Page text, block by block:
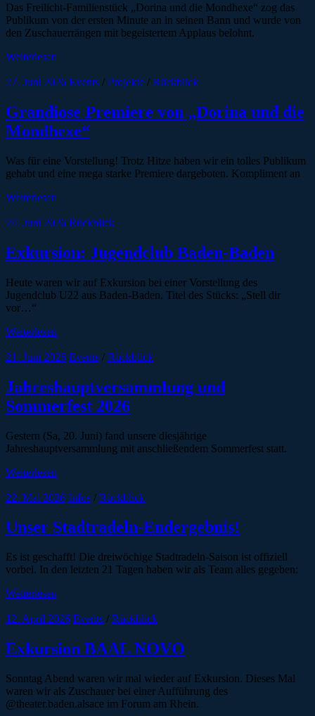
Das Freilicht-Familienstück „Dorina und die Mondhexe“ zog das
Publikum von der ersten Minute an in seinen Bann und wurde von
den Zuschauerrängen mit begeistertem Applaus belohnt.
Weiterlesen
27. Juni 2026 Events / Projekte / Rückblick
Grandiose Premiere von „Dorina und die
Mondhexe“
Was für eine Vorstellung! Trotz Hitze haben wir ein tolles Publikum
gehabt und eine mega starke Premiere dargeboten. Kompliment an
Weiterlesen
24. Juni 2026 Rückblick
Exkursion: Jugendclub Baden-Baden
Heute waren wir auf Exkursion bei einer Vorstellung des
Jugendclub U22 aus Baden-Baden. Titel des Stücks: „Stell dir
vor…“
Weiterlesen
21. Juni 2026 Events / Rückblick
Jahreshauptversammlung und
Sommerfest 2026
Gestern (Sa, 20. Juni) fand unsere diesjährige
Jahreshauptversammlung mit anschließendem Sommerfest statt.
Weiterlesen
22. Mai 2026 Infos / Rückblick
Unser Stadtradeln-Endergebnis!
Es ist geschafft! Die dreiwöchige Stadtradeln-Saison ist offiziell
vorbei. In den letzten 21 Tagen haben wir als Team alles gegeben:
Weiterlesen
12. April 2026 Events / Rückblick
Exkursion BAAL NOVO
Sonntag Abend waren wir mal wieder auf Exkursion. Dieses Mal
waren wir als Zuschauer bei einer Aufführung des
@theater.baden.alsace im Forum am Rhein.